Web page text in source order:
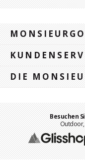
DIE
Besuchen